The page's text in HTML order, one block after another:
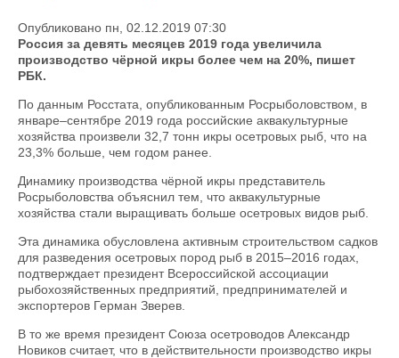
Опубликовано пн, 02.12.2019 07:30
Россия за девять месяцев 2019 года увеличила
производство чёрной икры более чем на 20%, пишет
РБК.
По данным Росстата, опубликованным Росрыболовством, в
январе–сентябре 2019 года российские аквакультурные
хозяйства произвели 32,7 тонн икры осетровых рыб, что на
23,3% больше, чем годом ранее.
Динамику производства чёрной икры представитель
Росрыболовства объяснил тем, что аквакультурные
хозяйства стали выращивать больше осетровых видов рыб.
Эта динамика обусловлена активным строительством садков
для разведения осетровых пород рыб в 2015–2016 годах,
подтверждает президент Всероссийской ассоциации
рыбохозяйственных предприятий, предпринимателей и
экспортеров Герман Зверев.
В то же время президент Союза осетроводов Александр
Новиков считает, что в действительности производство икры